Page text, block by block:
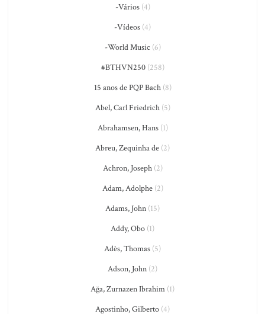
-Vários(4)
-Vídeos (4)
-World Music (6)
#BTHVN250(258)
15 anos de PQP Bach(8)
Abel, Carl Friedrich(5)
Abrahamsen, Hans(1)
Abreu, Zequinha de (2)
Achron, Joseph(2)
Adam, Adolphe(2)
Adams, John (15)
Addy, Obo (1)
Adès, Thomas (5)
Adson, John (2)
Ağa, Zurnazen Ibrahim (1)
Agostinho, Gilberto (4)